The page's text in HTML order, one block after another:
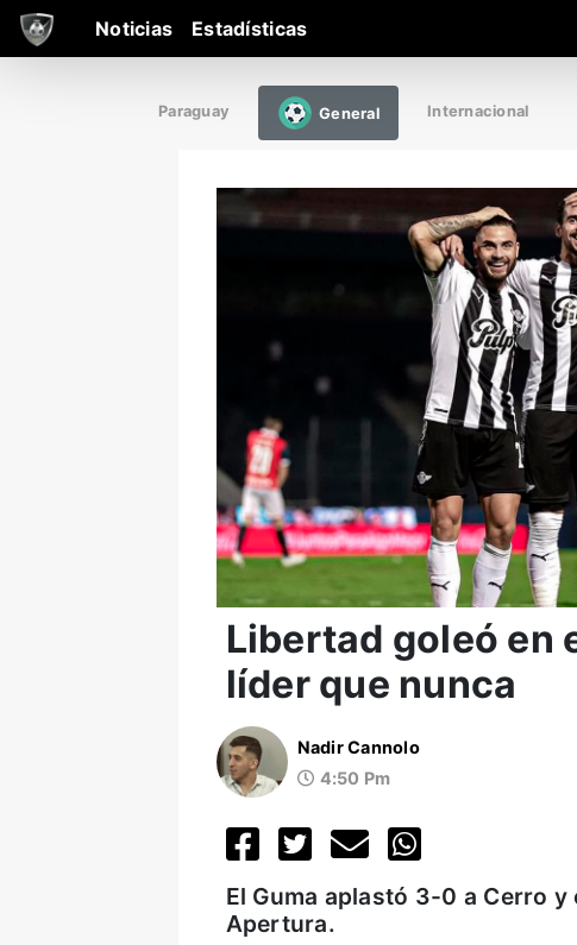
Noticias Estadísticas
Paraguay General Internacional
Libertad goleó en
líder que nunca
Nadir Cannolo
4:50 Pm
El Guma aplastó 3-0 a Cerro
Apertura.